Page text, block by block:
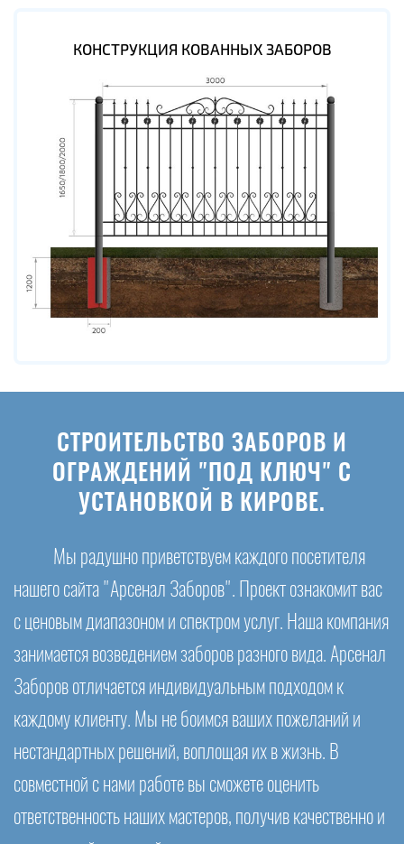
КОНСТРУКЦИЯ КОВАННЫХ ЗАБОРОВ
СТРОИТЕЛЬСТВО ЗАБОРОВ И
ОГРАЖДЕНИЙ "ПОД КЛЮЧ" С
УСТАНОВКОЙ В КИРОВЕ.
Мы радушно приветствуем каждого посетителя
нашего сайта "Арсенал Заборов". Проект ознакомит вас
с ценовым диапазоном и спектром услуг. Наша компания
занимается возведением заборов разного вида. Арсенал
Заборов отличается индивидуальным подходом к
каждому клиенту. Мы не боимся ваших пожеланий и
нестандартных решений, воплощая их в жизнь. В
совместной с нами работе вы сможете оценить
ответственность наших мастеров, получив качественно и